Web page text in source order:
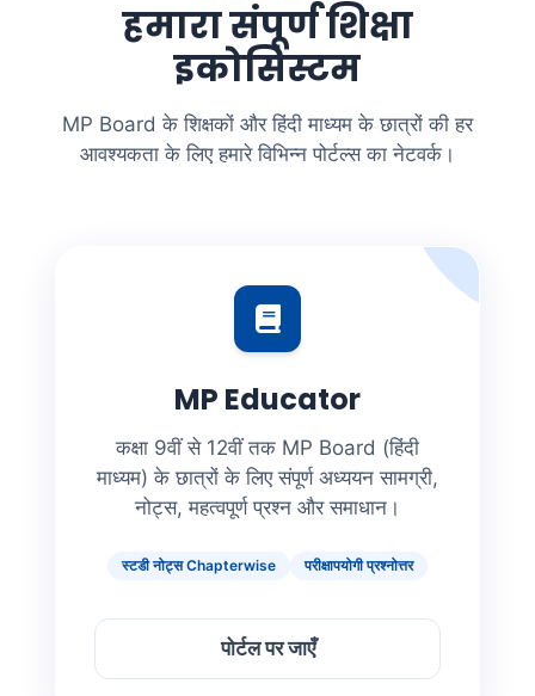
हमारा संपूर्ण शिक्षा
इकोसिस्टम
MP Board के शिक्षकों और हिंदी माध्यम के छात्रों की हर
आवश्यकता के लिए हमारे विभिन्न पोर्टल्स का नेटवर्क।
MP Educator
कक्षा 9वीं से 12वीं तक MP Board (हिंदी
माध्यम) के छात्रों के लिए संपूर्ण अध्ययन सामग्री,
नोट्स, महत्वपूर्ण प्रश्न और समाधान।
स्टडी नोट्स Chapterwise परीक्षापयोगी प्रश्नोत्तर
पोर्टल पर जाएँ